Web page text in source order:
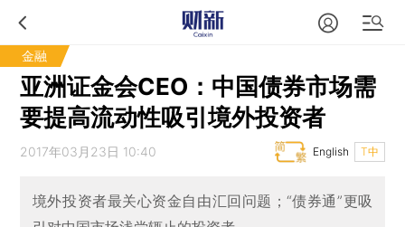
金融
亚洲证金会CEO：中国债券市场需
要提高流动性吸引境外投资者
2017年03月23日 10:40 T中
English
境外投资者最关心资金自由汇回问题；“债券通”更吸